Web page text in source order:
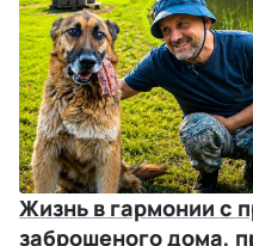
Жизнь в гармонии с
заброшеного дома,